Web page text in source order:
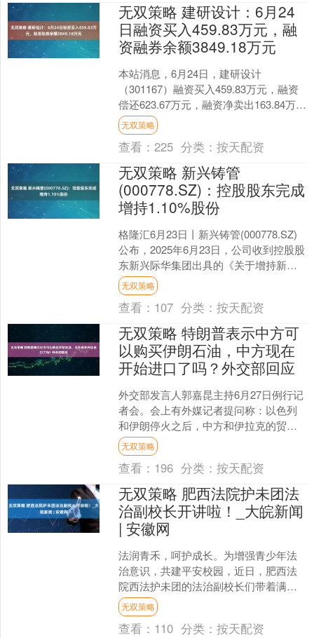
无双策略 建研设计：6月24
日融资买入459.83万元，融
资融券余额3849.18万元
本站消息，6月24日，建研设计
（301167）融资买入459.83万元，融资
偿还623.67万元，融资净卖出163.84万
元，融资余额3849.03万元。 融券....
无双策略
查看：225 分类：按天配资
无双策略 新兴铸管
(000778.SZ)：控股股东完成
增持1.10%股份
格隆汇6月23日丨新兴铸管(000778.SZ)
公布，2025年6月23日，公司收到控股股
东新兴际华集团出具的《关于增持新兴
铸管股份有限公司股份计划实施完成的
告....
无双策略
查看： 107 分类：按天配资
无双策略 特朗普表示中方可
以购买伊朗石油，中方现在
开始进口了吗？外交部回应
外交部发言人郭嘉昆主持6月27日例行记
者会。会上有外媒记者提问称：以色列
和伊朗停火之后，中方和伊拉克的贸易
恢复到了冲突之前的水平了吗？另外，
特朗普表示中方可以购....
无双策略
查看： 196 分类：按天配资
无双策略 肥西法院护未团法
治副校长开讲啦！_大皖新闻
| 安徽网
法润青禾，呵护成长。为增强青少年法
治意识，共建平安校园，近日，肥西法
院西法护未团的法治副校长们带着满满
的法律知识，走进各小学，开展“法治护
航成长 安全守护未来”....
无双策略
查看： 110 分类：按天配资